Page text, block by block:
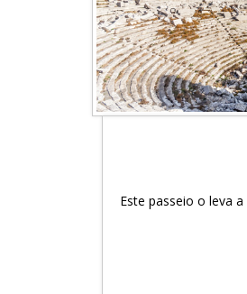
Este passeio o leva